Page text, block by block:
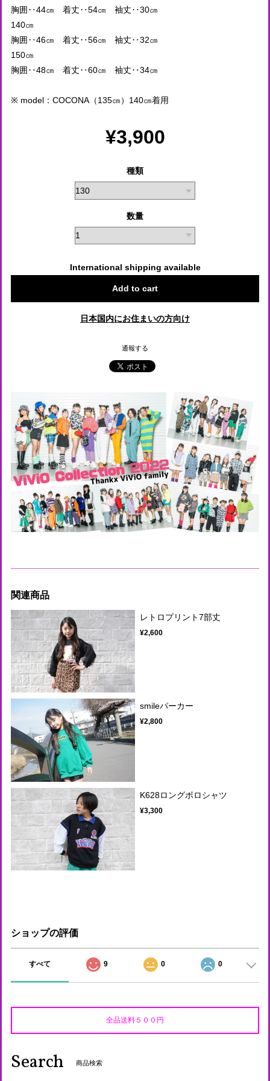
胸囲‥44㎝ 着丈‥54㎝ 袖丈‥30㎝
140㎝
胸囲‥46㎝ 着丈‥56㎝ 袖丈‥32㎝
150㎝
胸囲‥48㎝ 着丈‥60㎝ 袖丈‥34㎝
※ model：COCONA（135㎝）140㎝着用
¥3,900
種類
数量
International shipping available
Add to cart
日本国内にお住まいの方向け
通報する
関連商品
レトロプリント7部丈
¥2,600
smileパーカー
¥2,800
K628ロングポロシャツ
¥3,300
ショップの評価
すべて 9 0 0
全品送料５００円
Search 商品検索